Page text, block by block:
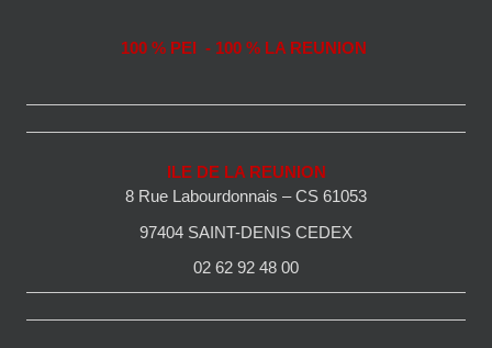
100 % PEI - 100 % LA REUNION
ILE DE LA REUNION
8 Rue Labourdonnais – CS 61053
97404 SAINT-DENIS CEDEX
02 62 92 48 00